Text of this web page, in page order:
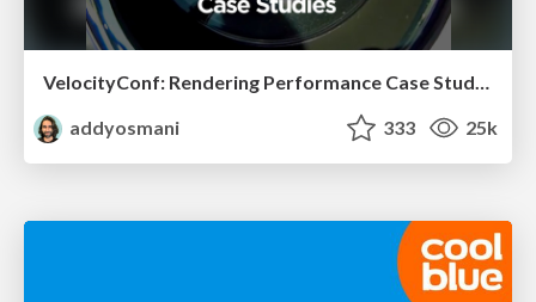
VelocityConf: Rendering Performance Case Studies
addyosmani
333 25k